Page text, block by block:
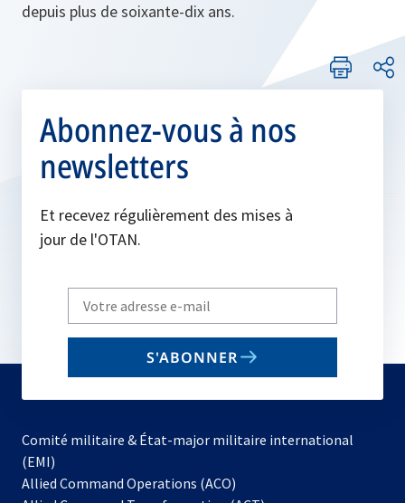
depuis plus de soixante-dix ans.
Abonnez-vous à nos
newsletters
Et recevez régulièrement des mises à
jour de l'OTAN.
Write
your
email
S'ABONNER
Comité militaire & État-major militaire international
(EMI)
Allied Command Operations (ACO)